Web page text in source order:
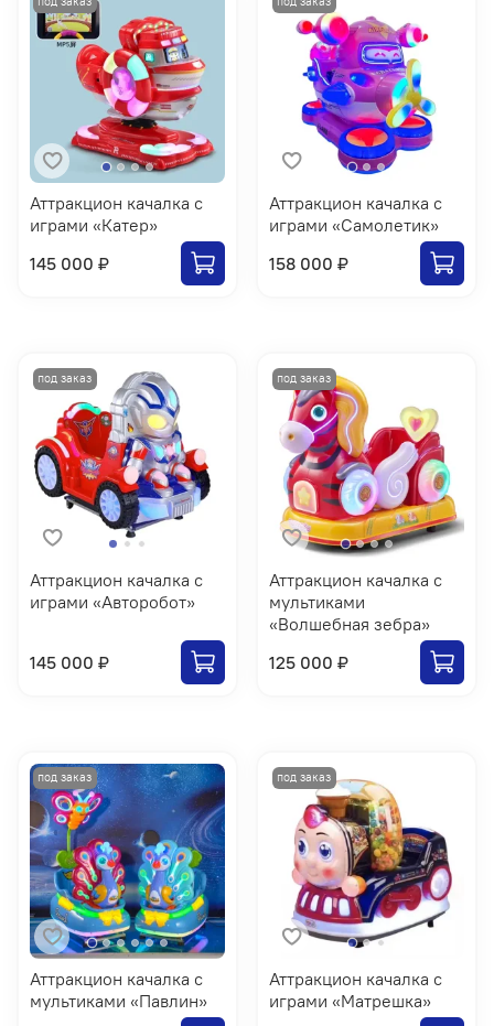
Аттракцион качалка с
играми «Катер»
145 000 ₽
Аттракцион качалка с
играми «Самолетик»
158 000 ₽
Аттракцион качалка с
играми «Авторобот»
145 000 ₽
Аттракцион качалка с
мультиками
«Волшебная зебра»
125 000 ₽
Аттракцион качалка с
мультиками «Павлин»
Аттракцион качалка с
играми «Матрешка»